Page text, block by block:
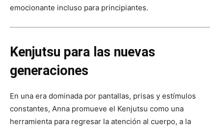
emocionante incluso para principiantes.
Kenjutsu para las nuevas
generaciones
En una era dominada por pantallas, prisas y estímulos
constantes, Anna promueve el Kenjutsu como una
herramienta para regresar la atención al cuerpo, a la